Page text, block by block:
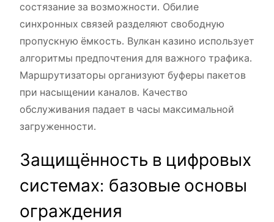
состязание за возможности. Обилие
синхронных связей разделяют свободную
пропускную ёмкость. Вулкан казино использует
алгоритмы предпочтения для важного трафика.
Маршрутизаторы организуют буферы пакетов
при насыщении каналов. Качество
обслуживания падает в часы максимальной
загруженности.
Защищённость в цифровых
системах: базовые основы
ограждения